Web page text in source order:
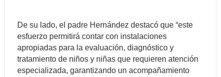
De su lado, el padre Hernández destacó que “este
esfuerzo permitirá contar con instalaciones
apropiadas para la evaluación, diagnóstico y
tratamiento de niños y niñas que requieren atención
especializada, garantizando un acompañamiento